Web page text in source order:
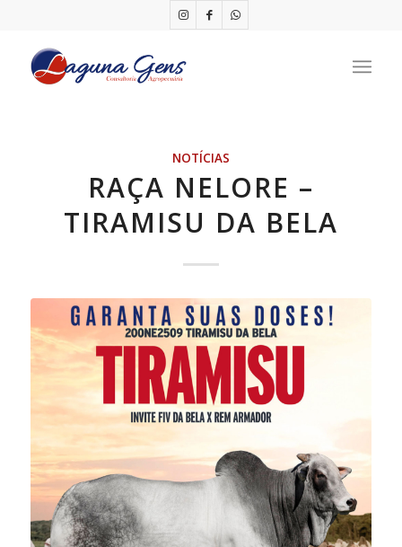
NOTÍCIAS
RAÇA NELORE –
TIRAMISU DA BELA